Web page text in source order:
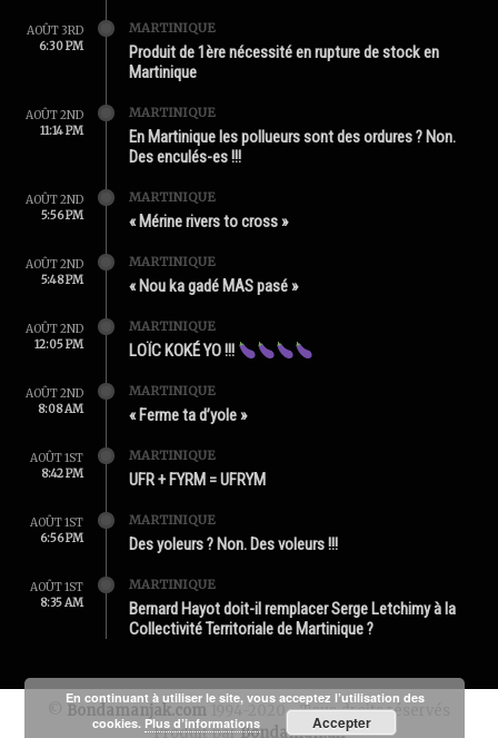
AOÛT 3RD
6:30 PM
MARTINIQUE
Produit de 1ère nécessité en rupture de stock en
Martinique
AOÛT 2ND
11:14 PM
MARTINIQUE
En Martinique les pollueurs sont des ordures ? Non.
Des enculés-es !!!
AOÛT 2ND
5:56 PM
MARTINIQUE
« Mérine rivers to cross »
AOÛT 2ND
5:48 PM
MARTINIQUE
« Nou ka gadé MAS pasé »
AOÛT 2ND
12:05 PM
MARTINIQUE
LOÏC KOKÉ YO !!!
AOÛT 2ND
8:08 AM
MARTINIQUE
« Ferme ta d’yole »
AOÛT 1ST
8:42 PM
MARTINIQUE
UFR + FYRM = UFRYM
AOÛT 1ST
6:56 PM
MARTINIQUE
Des yoleurs ? Non. Des voleurs !!!
AOÛT 1ST
8:35 AM
MARTINIQUE
Bernard Hayot doit-il remplacer Serge Letchimy à la
Collectivité Territoriale de Martinique ?
Bondamanjak.com 1994-2020 - Tous droits réservés
Produit parBondamanjak
En continuant à utiliser le site, vous acceptez l’utilisation des
cookies. Plus d’informations Accepter